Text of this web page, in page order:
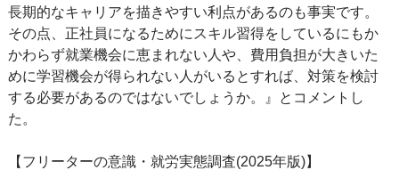
長期的なキャリアを描きやすい利点があるのも事実です。
その点、正社員になるためにスキル習得をしているにもか
かわらず就業機会に恵まれない人や、費用負担が大きいた
めに学習機会が得られない人がいるとすれば、対策を検討
する必要があるのではないでしょうか。』とコメントし
た。
【フリーターの意識・就労実態調査(2025年版)】